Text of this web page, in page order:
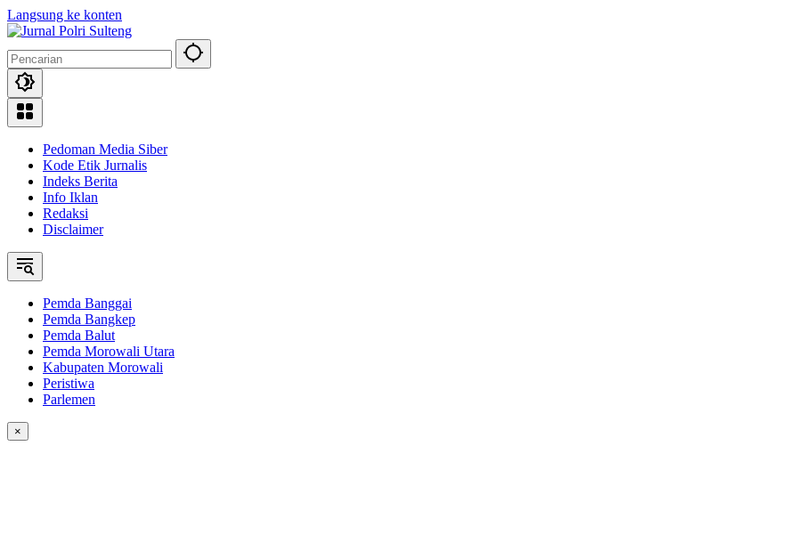
Langsung ke konten
Pedoman Media Siber
Kode Etik Jurnalis
Indeks Berita
Info Iklan
Redaksi
Disclaimer
Pemda Banggai
Pemda Bangkep
Pemda Balut
Pemda Morowali Utara
Kabupaten Morowali
Peristiwa
Parlemen
×